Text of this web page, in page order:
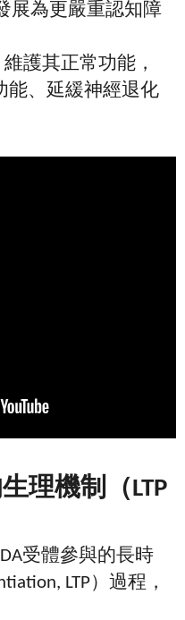
展為更嚴重認知障
維護其正常功能，
能、延緩神經退化
理機制（LTP
受體參與的長時
LTP）過程，